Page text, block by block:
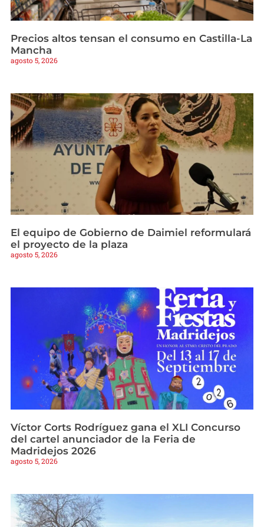
Precios altos tensan el consumo en Castilla-La
Mancha
agosto 5, 2026
El equipo de Gobierno de Daimiel reformulará
el proyecto de la plaza
agosto 5, 2026
Víctor Corts Rodríguez gana el XLI Concurso
del cartel anunciador de la Feria de
Madridejos 2026
agosto 5, 2026